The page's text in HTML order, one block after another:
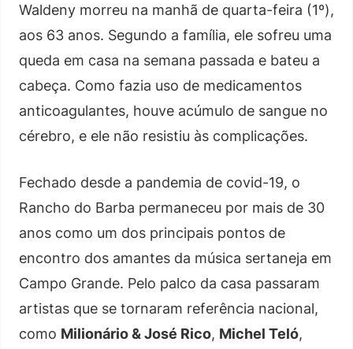
Waldeny morreu na manhã de quarta-feira (1º),
aos 63 anos. Segundo a família, ele sofreu uma
queda em casa na semana passada e bateu a
cabeça. Como fazia uso de medicamentos
anticoagulantes, houve acúmulo de sangue no
cérebro, e ele não resistiu às complicações.
Fechado desde a pandemia de covid-19, o
Rancho do Barba permaneceu por mais de 30
anos como um dos principais pontos de
encontro dos amantes da música sertaneja em
Campo Grande. Pelo palco da casa passaram
artistas que se tornaram referência nacional,
como Milionário & José Rico, Michel Teló,